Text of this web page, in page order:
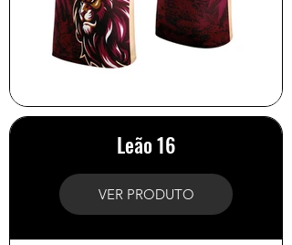
Leão 16
VER PRODUTO